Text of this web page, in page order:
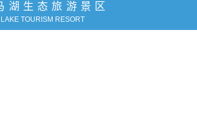
湖生态旅游景区
LAKE TOURISM RESORT